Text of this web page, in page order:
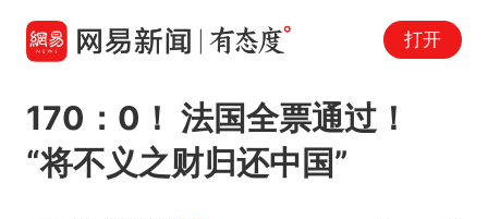
打开
170：0！ 法国全票通过！
“将不义之财归还中国”